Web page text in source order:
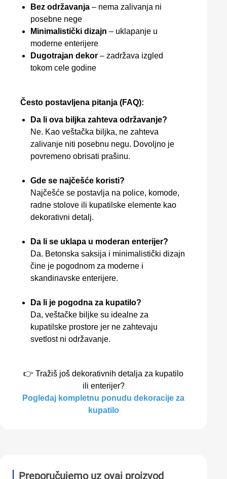
Bez održavanja – nema zalivanja ni
posebne nege
Minimalistički dizajn – uklapanje u
moderne enterijere
Dugotrajan dekor – zadržava izgled
tokom cele godine
Često postavljena pitanja (FAQ):
Da li ova biljka zahteva održavanje?
Ne. Kao veštačka biljka, ne zahteva
zalivanje niti posebnu negu. Dovoljno je
povremeno obrisati prašinu.
Gde se najčešće koristi?
Najčešće se postavlja na police, komode,
radne stolove ili kupatilske elemente kao
dekorativni detalj.
Da li se uklapa u moderan enterijer?
Da. Betonska saksija i minimalistički dizajn
čine je pogodnom za moderne i
skandinavske enterijere.
Da li je pogodna za kupatilo?
Da, veštačke biljke su idealne za
kupatilske prostore jer ne zahtevaju
svetlost ni održavanje.
👉 Tražiš još dekorativnih detalja za kupatilo
ili enterijer?
Pogledaj kompletnu ponudu dekoracije za
kupatilo
Preporučujemo uz ovaj proizvod